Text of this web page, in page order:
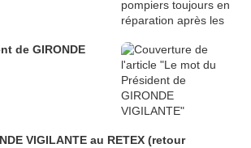
de GIRONDE
VIGILANTE au RETEX (retour